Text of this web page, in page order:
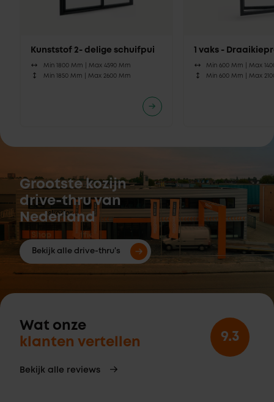
Kunststof 2- delige schuifpui
Min 1800 Mm | Max 4590 Mm
Min 1850 Mm | Max 2600 Mm
1 vaks -
Min 600 Mm |Max
Min 600 Mm |Max
Grootste kozijn
drive-thru van
Nederland
Bekijk alle drive-thru's
Wat onze
klanten vertellen
Bekijk alle reviews
9.3